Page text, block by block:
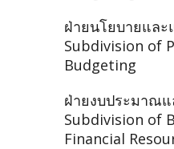
ฝ่ายนโยบายและ
Subdivision of
Budgeting
ฝ่ายงบประมาณ
Subdivision of
Financial